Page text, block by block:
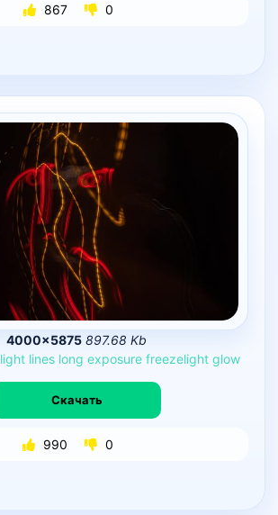
867 0
4000×5875 897.68 Kb
light lines long exposure freezelight glow
Скачать
990 0